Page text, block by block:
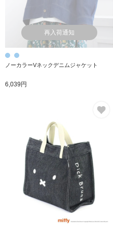
再入荷通知
ノーカラーVネックデニムジャケット
6,039円